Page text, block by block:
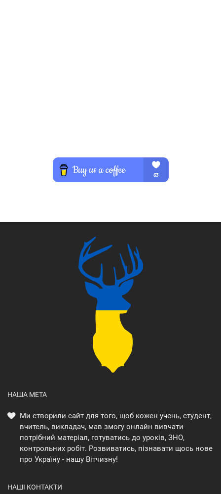
НАША МЕТА
Ми створили сайт для того, щоб кожен учень, студент,
вчитель, викладач, мав змогу онлайн вивчати
потрібний матеріал, готуватись до уроків, ЗНО,
контрольних робіт. Розвиватись, пізнавати щось нове
про Україну - нашу Вітчизну!
НАШІ КОНТАКТИ